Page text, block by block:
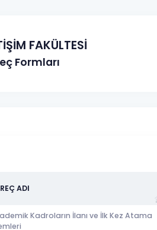
FAKÜLTESİ
Formları
ADI
Kadroların İlanı ve İlk Kez Atama